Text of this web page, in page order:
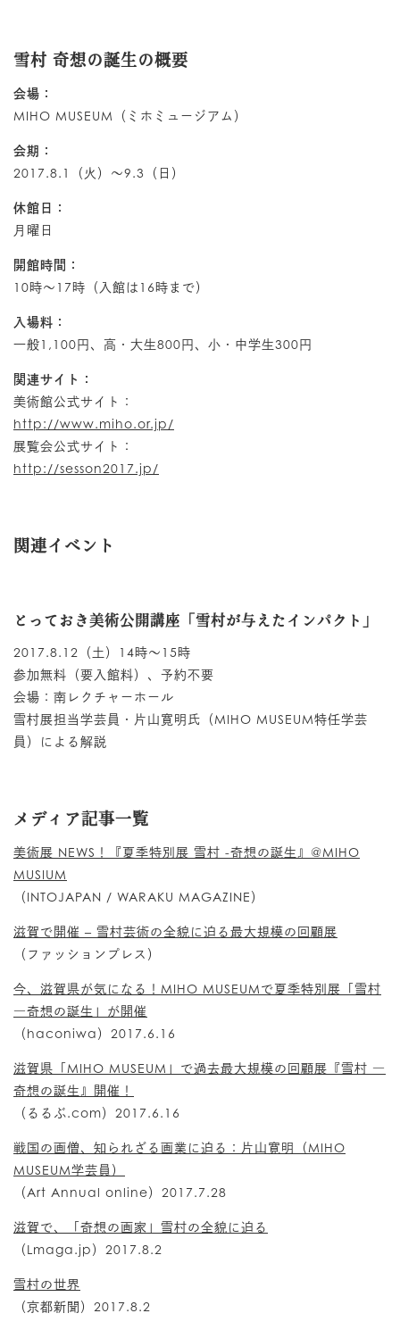
雪村 奇想の誕生の概要
会場：
MIHO MUSEUM（ミホミュージアム）
会期：
2017.8.1（火）～9.3（日）
休館日：
月曜日
開館時間：
10時～17時（入館は16時まで）
入場料：
一般1,100円、高・大生800円、小・中学生300円
関連サイト：
美術館公式サイト：
http://www.miho.or.jp/
展覧会公式サイト：
http://sesson2017.jp/
関連イベント
とっておき美術公開講座「雪村が与えたインパクト」
2017.8.12（土）14時～15時
参加無料（要入館料）、予約不要
会場：南レクチャーホール
雪村展担当学芸員・片山寛明氏（MIHO MUSEUM特任学芸
員）による解説
メディア記事一覧
美術展 NEWS！『夏季特別展 雪村 -奇想の誕生』@MIHO
MUSIUM
（INTOJAPAN / WARAKU MAGAZINE）
滋賀で開催 – 雪村芸術の全貌に迫る最大規模の回顧展
（ファッションプレス）
今、滋賀県が気になる！MIHO MUSEUMで夏季特別展「雪村
―奇想の誕生」が開催
（haconiwa）2017.6.16
滋賀県「MIHO MUSEUM」で過去最大規模の回顧展『雪村 ―
奇想の誕生』開催！
（るるぶ.com）2017.6.16
戦国の画僧、知られざる画業に迫る：片山寛明（MIHO
MUSEUM学芸員）
（Art Annual online）2017.7.28
滋賀で、「奇想の画家」雪村の全貌に迫る
（Lmaga.jp）2017.8.2
雪村の世界
（京都新聞）2017.8.2